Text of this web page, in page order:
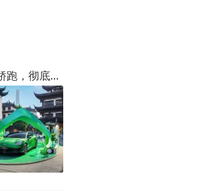
9月上市即交付！方程S一车多形态+云辇悬架，25万级个性轿跑，彻底出圈